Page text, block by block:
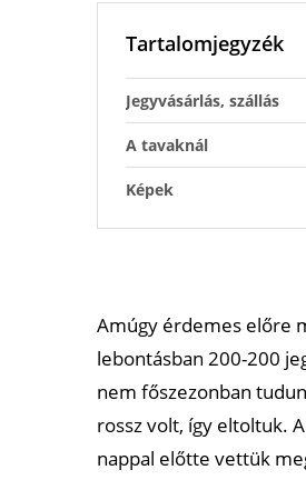
Tartalomjegyzék
Jegyvásárlás, szállás
A tavaknál
Képek
Amúgy érdemes előre
lebontásban 200-200
nem főszezonban
rossz volt, így eltoltuk.
nappal előtte vettük